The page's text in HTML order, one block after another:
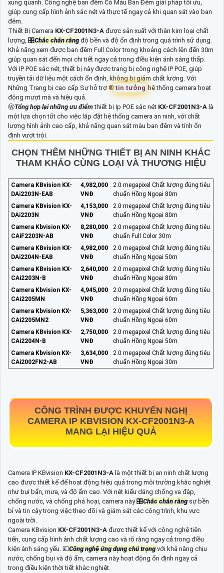
xung quanh. Công nghệ ban đêm Có Màu Ban Đêm giải pháp tối ưu,
giúp cung cấp hình ảnh sắc nét và thực tế ngay cả khi quan sát vào ban
đêm.
Thiết Bị Camera KX-CF2001N3-A được sản xuất với thân kim loại chất
lượng, 🎛Chắc chắn rằngđộ bền và độ ổn định trong quá trình sử dụng.
Khả năng xem được ban đêm Full Color trong khoảng cách lên đến 30m
giúp quan sát đến mọi chi tiết ngay cả trong điều kiện ánh sáng thấp.
Với IP POE sắc nét, thiết bị này được trang bị công nghệ IP POE, giúp
truyền tải dữ liệu một cách ổn định, không bị giảm chất lượng. Với
Những Trang bị cao cấp Sự hỗ trợ ®️ tin tưởng hệ thống camera hoạt
động mượt mà và hiệu quả.
ⓌTổng hợp lại những ưu điểmthiết bị Ip POE sắc nét KX-CF2001N3-A là
một lựa chọn tốt cho việc lắp đặt hệ thống camera an ninh, với chất
lượng hình ảnh cao cấp, khả năng quan sát màu ban đêm và tính ổn
định vượt trội.
CHỌN THÊM NHỮNG THIẾT BỊ AN NINH KHÁC
THAM KHẢO CÙNG LOẠI VÀ THƯƠNG HIỆU
Camera KBvision KX-
DAi2203N-EAB
4,982,000
VNĐ
2.0 megapixel Chất lượng đúng tiêu
chuẩn Hồng Ngoại 80m
Camera KBvision KX-
DAi2203N
4,153,000
VNĐ
2.0 megapixel Chất lượng đúng tiêu
chuẩn Hồng Ngoại 80m
Camera Kbvision KX-
CAiF2203N-AB
8,280,000
VNĐ
2.0 megapixel Chất lượng đúng tiêu
chuẩn Full Color 30m
Camera KBvision KX-
DAi2204N-EAB
4,982,000
VNĐ
2.0 megapixel Chất lượng đúng tiêu
chuẩn Hồng Ngoại 50m
Camera KBvision KX-
CAi2203N-B
2,640,000
VNĐ
2.0 megapixel Chất lượng đúng tiêu
chuẩn Hồng Ngoại 80m
Camera Kbvision KX-
CAi2205MN
4,945,000
VNĐ
2.0 megapixel Chất lượng đúng tiêu
chuẩn Hồng Ngoại 60m
Camera Kbvision KX-
CAi2205MN2
5,363,000
VNĐ
2.0 megapixel Chất lượng đúng tiêu
chuẩn Hồng Ngoại 60m
Camera KBvision KX-
CAi2204N-B
2,750,000
VNĐ
2.0 megapixel Chất lượng đúng tiêu
chuẩn Hồng Ngoại 50m
Camera Kbvision KX-
CAi2002FN2-AB
3,634,000
VNĐ
2.0 megapixel Chất lượng đúng tiêu
chuẩn Hồng Ngoại 30m
CÔNG TRÌNH ĐƯỢC KHUYẾN NGHỊ
CAMERA IP KBVISION KX-CF2001N3-A
MANG LẠI HIỆU QUẢ
Camera IP KBvision KX-CF2001N3-A là một thiết bị an ninh chất lượng
cao được thiết kế để hoạt động hiệu quả trong môi trường khắc nghiệt
như bụi bẩn, mưa, và độ ẩm cao. Với nét kiểu dáng chống va đập,
chống nước, và chống phá hoại, camera này 🎛Chắc chắn rằngsự bền
bỉ và tin cậy trong việc theo dõi và giám sát các công trình, khu vực
ngoài trời.
Camera KBvision KX-CF2001N3-A được thiết kế với công nghệ tiên
tiến, cung cấp hình ảnh chất lượng cao và rõ ràng ngay cả trong điều
kiện ánh sáng yếu. 💶Công nghệ ứng dụng chú trọngvới khả năng chịu
nước, chống bụi và độ ẩm, camera này hoạt động ổn định ngay cả
trong điều kiện thời tiết khắc nghiệt.